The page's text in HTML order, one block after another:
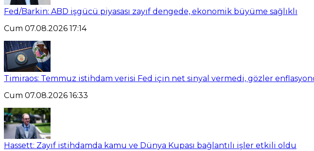
Fed/Barkin: ABD işgücü piyasası zayıf dengede, ekonomik büyüme sağlıklı
Cum 07.08.2026 17:14
Timiraos: Temmuz istihdam verisi Fed için net sinyal vermedi, gözler
Cum 07.08.2026 16:33
Hassett: Zayıf istihdamda kamu ve Dünya Kupası bağlantılı işler etkili oldu